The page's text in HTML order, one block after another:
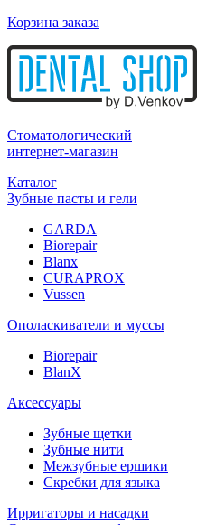
Корзина заказа
Стоматологический
интернет-магазин
Каталог
Зубные пасты и гели
GARDA
Biorepair
Blanx
CURAPROX
Vussen
Ополаскиватели и муссы
Biorepair
BlanX
Аксессуары
Зубные щетки
Зубные нити
Межзубные ершики
Скребки для языка
Ирригаторы и насадки